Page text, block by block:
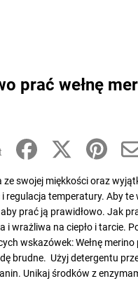
prać wełnę
ze swojej miękkości oraz
regulacja temperatury. Aby te
prać ją prawidłowo. Jak
i wrażliwa na ciepło i tarcie.
wskazówek: Wełnę
brudne. Użyj detergentu
Unikaj środków z